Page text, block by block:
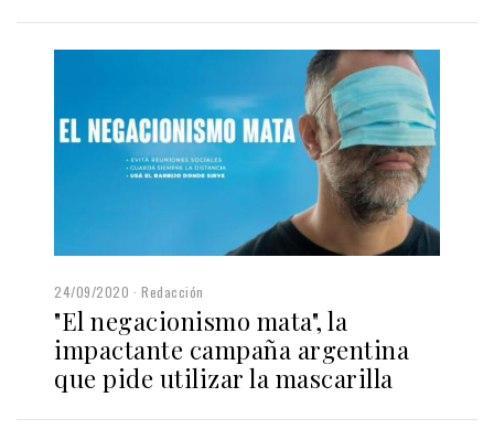
24/09/2020 Redacción
"El negacionismo mata", la
impactante campaña argentina
que pide utilizar la mascarilla